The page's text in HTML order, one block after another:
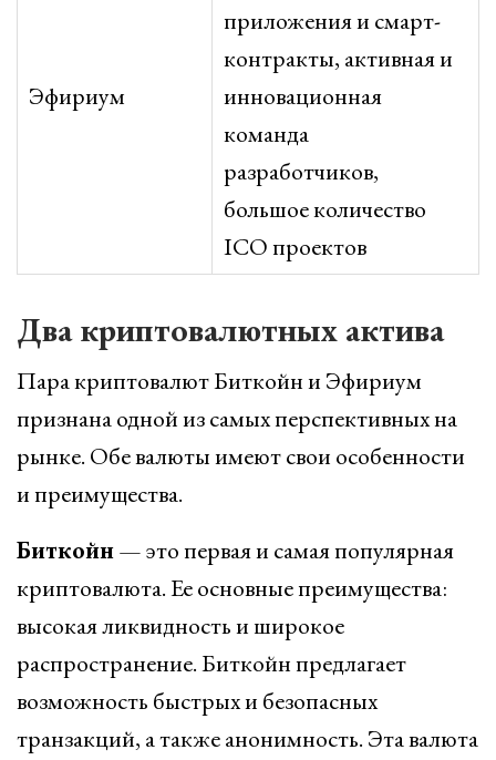
Эфириум
приложения и смарт-
контракты, активная и
инновационная
команда
разработчиков,
большое количество
ICO проектов
Два криптовалютных актива
Пара криптовалют Биткойн и Эфириум
признана одной из самых перспективных на
рынке. Обе валюты имеют свои особенности
и преимущества.
Биткойн— это первая и самая популярная
криптовалюта. Ее основные преимущества:
высокая ликвидность и широкое
распространение. Биткойн предлагает
возможность быстрых и безопасных
транзакций, а также анонимность. Эта валюта